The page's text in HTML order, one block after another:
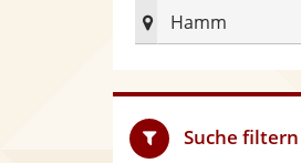
Hamm
Suche filtern